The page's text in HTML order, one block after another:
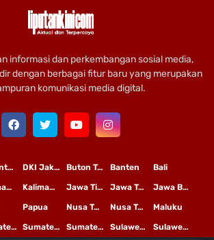
informasi dan perkembangan sosial media,
dengan berbagai fitur baru yang merupakan
komunikasi media digital.
Bali
Banten
Buton Tengah
DKI Jakarta
Gorontalo
Jawa Barat
Jawa Tengah
Jawa Timur
Kalimantan Tengah
Kalimantan Timur
Maluku
Nusa Tenggara Barat
Nusa Tenggara Timur
Papua
Sulawesi Tengah
Sulawesi Utara
Sumatera Barat
Sumatera Selatan
Sumatera Utara